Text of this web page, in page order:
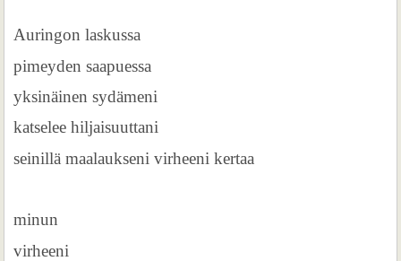
Auringon laskussa
pimeyden saapuessa
yksinäinen sydämeni
katselee hiljaisuuttani
seinillä maalaukseni virheeni kertaa
minun
virheeni